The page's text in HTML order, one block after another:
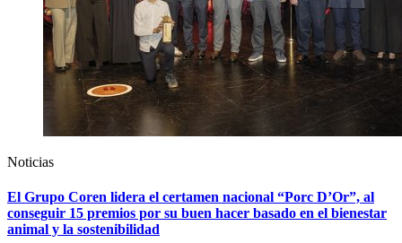
Noticias
El Grupo Coren lidera el certamen nacional “Porc D’Or”, al
conseguir 15 premios por su buen hacer basado en el bienestar
animal y la sostenibilidad